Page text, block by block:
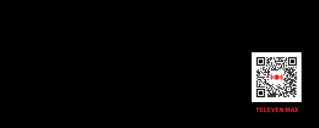
TELEVEN MAX